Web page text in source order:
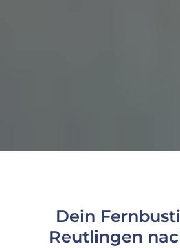
Dein
Reutlingen